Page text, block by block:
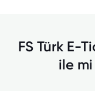
FS Türk E-
ile